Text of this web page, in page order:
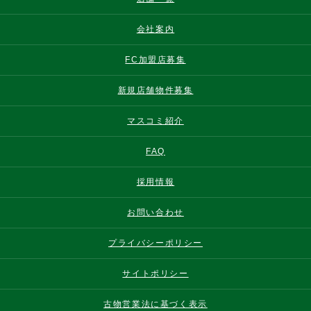
会社案内
FC加盟店募集
新規店舗物件募集
マスコミ紹介
FAQ
採用情報
お問い合わせ
プライバシーポリシー
サイトポリシー
古物営業法に基づく表示